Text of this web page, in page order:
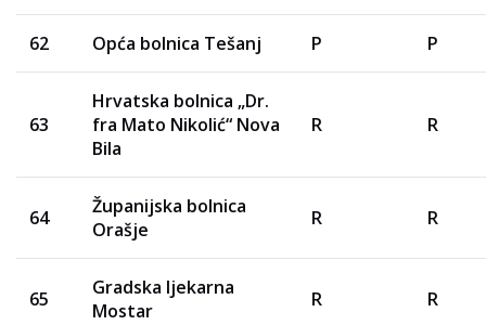
62 Opća bolnica Tešanj P P
63
Hrvatska bolnica „Dr.
fra Mato Nikolić“ Nova
Bila
R R
64
Županijska bolnica
Orašje
R R
65
Gradska ljekarna
Mostar
R R